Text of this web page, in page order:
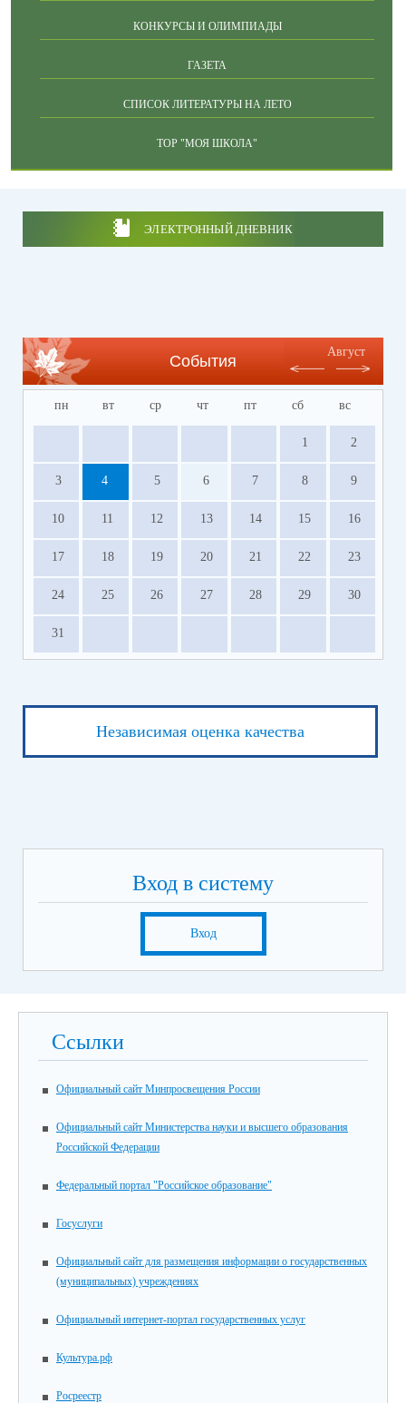
КОНКУРСЫ И ОЛИМПИАДЫ
ГАЗЕТА
СПИСОК ЛИТЕРАТУРЫ НА ЛЕТО
ТОР "МОЯ ШКОЛА"
ЭЛЕКТРОННЫЙ ДНЕВНИК
События
Август
пн вт ср чт пт сб вс
1 2
3 4 5 6 7 8 9
10 11 12 13 14 15 16
17 18 19 20 21 22 23
24 25 26 27 28 29 30
31
Независимая оценка качества
Вход в систему
Вход
Ссылки
Официальный сайт Минпросвещения России
Официальный сайт Министерства науки и высшего образования
Российской Федерации
Федеральный портал "Российское образование"
Госуслуги
Официальный сайт для размещения информации о государственных
(муниципальных) учреждениях
Официальный интернет-портал государственных услуг
Культура.рф
Росреестр